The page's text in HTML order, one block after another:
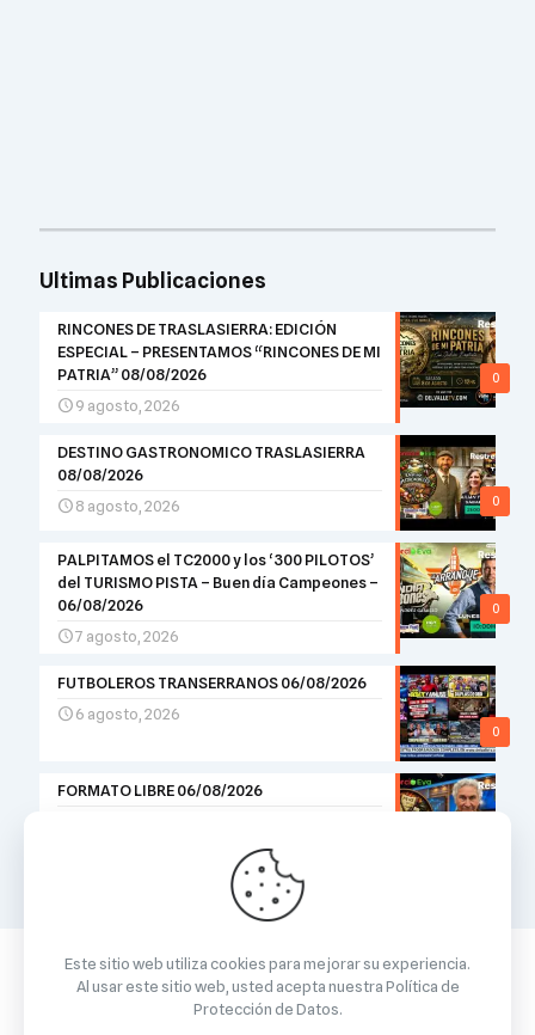
Ultimas Publicaciones
0
RINCONES DE TRASLASIERRA: EDICIÓN
ESPECIAL – PRESENTAMOS “RINCONES DE MI
PATRIA” 08/08/2026
9 agosto, 2026
0
DESTINO GASTRONOMICO TRASLASIERRA
08/08/2026
8 agosto, 2026
0
PALPITAMOS el TC2000 y los ‘300 PILOTOS’
del TURISMO PISTA – Buen día Campeones –
06/08/2026
7 agosto, 2026
0
FUTBOLEROS TRANSERRANOS 06/08/2026
6 agosto, 2026
FORMATO LIBRE 06/08/2026
Este sitio web utiliza cookies para mejorar su experiencia.
Al usar este sitio web, usted acepta nuestraPolítica de
Protección de Datos.